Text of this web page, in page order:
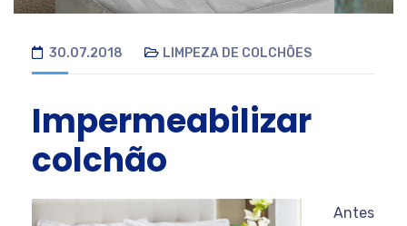
30.07.2018 LIMPEZA DE COLCHÕES
Impermeabilizar
colchão
Antes